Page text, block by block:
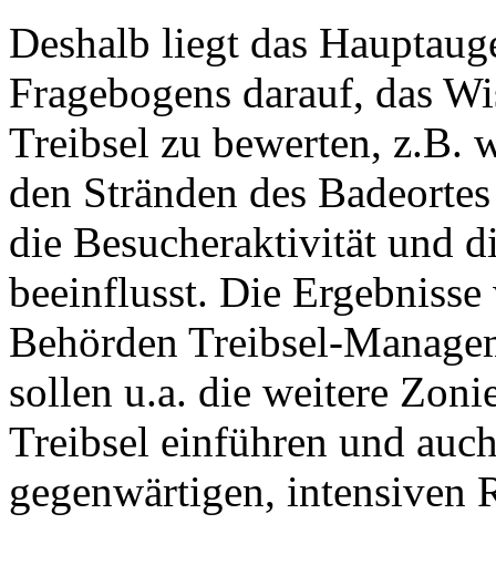
Deshalb liegt das
Fragebogens darauf, das
Treibsel zu bewerten, z.B.
den Stränden des
die Besucheraktivität und
beeinflusst. Die
Behörden Treibsel-
sollen u.a. die weitere
Treibsel einführen und
gegenwärtigen, intensiven